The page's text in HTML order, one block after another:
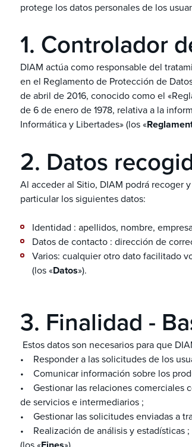
protege los datos personales de los
1. Controlador
DIAM actúa como responsable del
en el Reglamento de Protección de
de abril de 2016, conocido como el
de 6 de enero de 1978, relativa a la
Informática y Libertades» (los «
2. Datos
Al acceder al Sitio, DIAM podrá recoger
particular los siguientes datos:
Identidad : apellidos, nombre,
Datos de contacto : dirección de
Varios: cualquier otro dato facilitado
(los «Datos»).
3. Finalidad -
Estos datos son necesarios para que
• Responder a las solicitudes de los
• Comunicar información sobre los
• Gestionar las relaciones comerciales
de servicios e intermediarios ;
• Gestionar las solicitudes enviadas a
• Realización de análisis y estadísticas ;